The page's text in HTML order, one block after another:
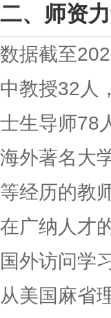
师资
数据截至
中教授32人
士生导师78
海外著名大
等经历的教
在广纳人才
国外访问学
从美国麻省